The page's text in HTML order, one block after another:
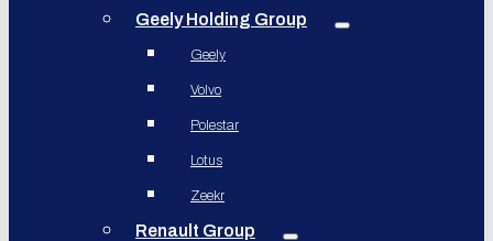
Geely Holding Group
Geely
Volvo
Polestar
Lotus
Zeekr
Renault Group